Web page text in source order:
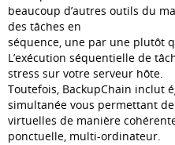
beaucoup d’autres outils du
des tâches en
séquence, une par une plutôt
L’exécution séquentielle de
stress sur votre serveur hôte.
Toutefois, BackupChain inclut
simultanée vous permettant
virtuelles de manière
ponctuelle, multi-ordinateur.